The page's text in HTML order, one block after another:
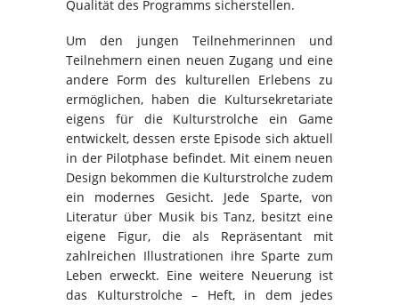
Qualität des Programms sicherstellen.
Um den jungen Teilnehmerinnen und
Teilnehmern einen neuen Zugang und eine
andere Form des kulturellen Erlebens zu
ermöglichen, haben die Kultursekretariate
eigens für die Kulturstrolche ein Game
entwickelt, dessen erste Episode sich aktuell
in der Pilotphase befindet. Mit einem neuen
Design bekommen die Kulturstrolche zudem
ein modernes Gesicht. Jede Sparte, von
Literatur über Musik bis Tanz, besitzt eine
eigene Figur, die als Repräsentant mit
zahlreichen Illustrationen ihre Sparte zum
Leben erweckt. Eine weitere Neuerung ist
das Kulturstrolche – Heft, in dem jedes